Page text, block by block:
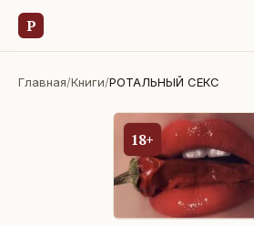
Р
Главная/Книги/РОТАЛЬНЫЙ СЕКС
18+